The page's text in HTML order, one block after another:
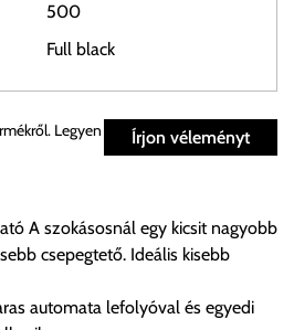
500
Full black
a beérkezést követően
Cégcsoportunk Stúdiójában
100.
Írjon véleményt
Legyen
A szokásosnál egy kicsit nagyobb
csepegtető. Ideális kisebb
automata lefolyóval és egyedi